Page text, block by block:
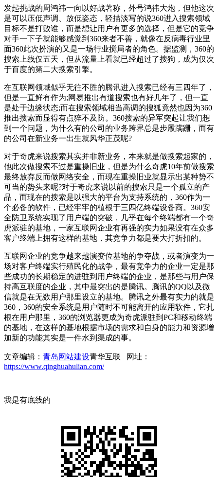
发起挑战的周鸿祎一向以好战著称，外号鸿祎大炮，但他这次
是可以压低声调、放低姿态，轻描淡写的说360进入搜索领域
目标不是打败谁，而是想让用户有更多的选择，但是它的竞争
对手一下子就能够感觉到360来者不善，就像在反病毒行业里
面360此次扮演的又是一场行业搅局者的角色。据监测，360的
搜索上线仅五天，但从流量上看就已经超过了搜狗，成为仅次
于百度的第二大搜索引擎。
在互联网领域似乎无往不胜的腾讯进入搜索已经有三四年了，
但是一直鲜有作为;网易推出有道搜索也有好几年了，但一直
是处于边缘状态;而在搜索领域相当高调的搜狐竟然也因为360
推出搜索而显得有点猝不及防。360搜索的异军突起让我们想
到一个问题，为什么有的公司的业务跨界总是步履蹒跚，而有
的公司在新业务一出生就风华正茂呢?
对于奇虎来说搜索其实并非新业务，本来就是做搜索起家的，
他此次做搜索不过是重操旧业，但是为什么奇虎10年前做搜索
最终放弃反而做网络安全，而现在重操旧业就显示出某种势不
可当的势头来呢?对于奇虎来说以前的搜索只是一个孤立的产
品，而现在的搜索是以强大的平台为支持系统的，360作为一
个必备的软件，已经牢牢的植根于三四亿终端设备商。360安
全防卫系统实现了用户端的突破，几乎在每个终端都有一个奇
虎派驻的基地，一家互联网企业有再强的实力如果没有在众多
客户终端上拥有这样的基地，其竞争力都是要大打折扣的。
互联网企业的竞争越来越演变位基地的争夺战，或者演变为一
场对客户终端实行殖民化的战争，最有竞争力的企业一定是那
些成功的长期稳定的进驻到用户终端的企业，是那些与用户保
持高互联度的企业，其中最突出的是腾讯。腾讯的QQ以及微
信就是在无数用户那里设立的基地。腾讯之外最有实力的就是
360，360的安全系统是用户随时不可能离开的应用软件，它扎
根在用户那里，360的浏览器更成为奇虎派驻到PC和移动终端
的基地，在这样的基地根据市场的需求和自身的能力和资源增
加新的功能其实是一件水到渠成的事。
文章编辑： 青岛网站建设青华互联 网址：
https://www.qinghuahulian.com/
我是有底线的